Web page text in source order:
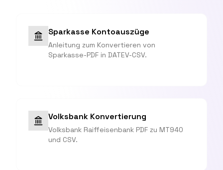
Sparkasse Kontoauszüge
Anleitung zum Konvertieren von
Sparkasse-PDF in DATEV-CSV.
Volksbank Konvertierung
Volksbank Raiffeisenbank PDF zu MT940
und CSV.